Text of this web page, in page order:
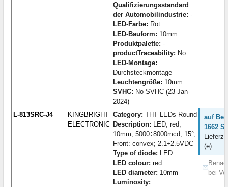
Qualifizierungsstandard
der Automobilindustrie: -
LED-Farbe: Rot
LED-Bauform: 10mm
Produktpalette: -
productTraceability: No
LED-Montage:
Durchsteckmontage
Leuchtengröße: 10mm
SVHC: No SVHC (23-Jan-
2024)
L-813SRC-J4
KINGBRIGHT
ELECTRONIC
Category: THT LEDs Round
Description: LED; red;
10mm; 5000÷8000mcd; 15°;
Front: convex; 2.1÷2.5VDC
Type of diode: LED
LED colour: red
LED diameter: 10mm
Luminosity:
auf
1662
(e)
bei